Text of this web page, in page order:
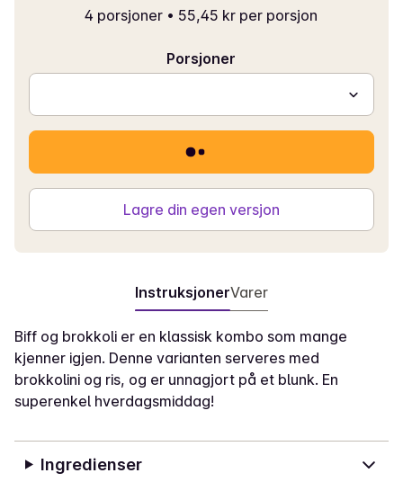
4 porsjoner • 55,45 kr per porsjon
Porsjoner
Lagre din egen versjon
InstruksjonerVarer
Biff og brokkoli er en klassisk kombo som mange
kjenner igjen. Denne varianten serveres med
brokkolini og ris, og er unnagjort på et blunk. En
superenkel hverdagsmiddag!
Ingredienser